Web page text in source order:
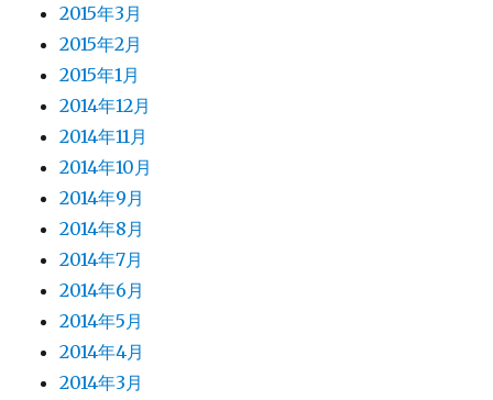
2015年3月
2015年2月
2015年1月
2014年12月
2014年11月
2014年10月
2014年9月
2014年8月
2014年7月
2014年6月
2014年5月
2014年4月
2014年3月